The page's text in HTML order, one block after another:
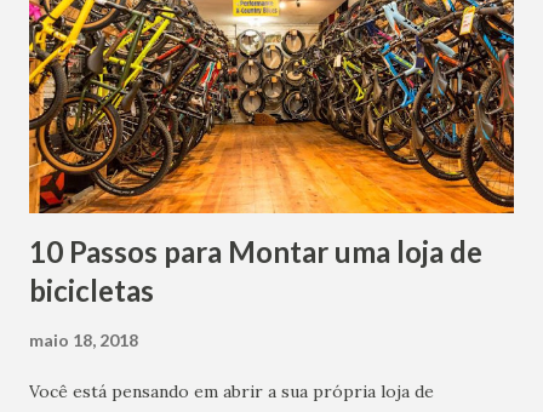
10 Passos para Montar uma loja de
bicicletas
maio 18, 2018
Você está pensando em abrir a sua própria loja de